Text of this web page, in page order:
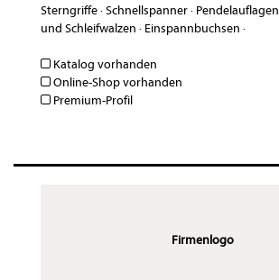
Sterngriffe·Schnellspanner· Pendelauflagen
und Schleifwalzen · Einspannbuchsen ·
Katalog vorhanden
Online-Shop vorhanden
Premium-Profil
Firmenlogo